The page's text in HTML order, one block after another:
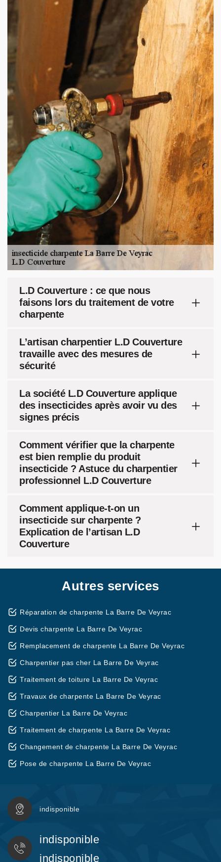
L.D Couverture : ce que nous
faisons lors du traitement de votre
charpente
L’artisan charpentier L.D Couverture
travaille avec des mesures de
sécurité
La société L.D Couverture applique
des insecticides après avoir vu des
signes précis
Comment vérifier que la charpente
est bien remplie du produit
insecticide ? Astuce du charpentier
professionnel L.D Couverture
Comment applique-t-on un
insecticide sur charpente ?
Explication de l’artisan L.D
Couverture
Autres services
Réparation de charpente La Barre De Veyrac
Devis charpente La Barre De Veyrac
Remplacement de charpente La Barre De Veyrac
Charpentier pas cher La Barre De Veyrac
Traitement de toiture La Barre De Veyrac
Travaux de charpente La Barre De Veyrac
Charpentier La Barre De Veyrac
Traitement de charpente La Barre De Veyrac
Changement de charpente La Barre De Veyrac
Pose de charpente La Barre De Veyrac
indisponible
indisponible
indisponible